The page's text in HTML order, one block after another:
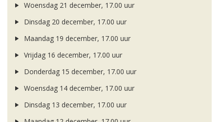
Woensdag 21 december, 17.00 uur
Dinsdag 20 december, 17.00 uur
Maandag 19 december, 17.00 uur
Vrijdag 16 december, 17.00 uur
Donderdag 15 december, 17.00 uur
Woensdag 14 december, 17.00 uur
Dinsdag 13 december, 17.00 uur